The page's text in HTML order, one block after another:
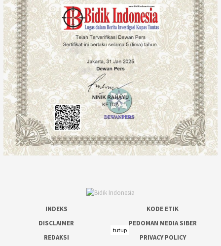
INDEKS
KODE ETIK
DISCLAIMER
PEDOMAN MEDIA SIBER
REDAKSI
PRIVACY POLICY
tutup